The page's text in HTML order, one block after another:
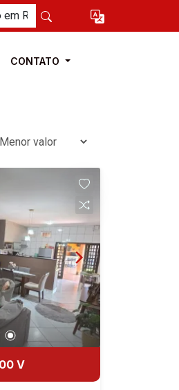
CONTATO
V